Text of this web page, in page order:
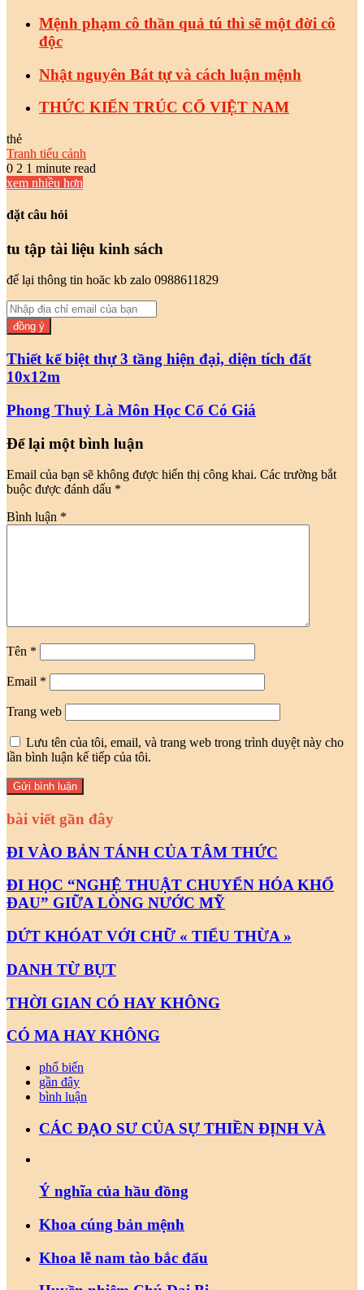
Mệnh phạm cô thần quả tú thì sẽ một đời cô
độc
Nhật nguyên Bát tự và cách luận mệnh
THỨC KIẾN TRÚC CỔ VIỆT NAM
thẻ
Tranh tiểu cảnh
0 2 1 minute read
xem nhiều hơn
đặt câu hỏi
tu tập tài liệu kinh sách
để lại thông tin hoăc kb zalo 0988611829
Nhập
địa
chỉ
email
của
bạn
Thiết kế biệt thự 3 tầng hiện đại, diện tích đất
10x12m
Phong Thuỷ Là Môn Học Cổ Có Giá
Để lại một bình luận
Email của bạn sẽ không được hiển thị công khai. Các trường bắt
buộc được đánh dấu *
Bình luận *
Tên *
Email *
Trang web
Lưu tên của tôi, email, và trang web trong trình duyệt này cho
lần bình luận kế tiếp của tôi.
bài viết gần đây
ĐI VÀO BẢN TÁNH CỦA TÂM THỨC
ĐI HỌC “NGHỆ THUẬT CHUYỂN HÓA KHỔ
ĐAU” GIỮA LÒNG NƯỚC MỸ
DỨT KHÓAT VỚI CHỮ « TIỂU THỪA »
DANH TỪ BỤT
THỜI GIAN CÓ HAY KHÔNG
CÓ MA HAY KHÔNG
phổ biến
gần đây
bình luận
CÁC ĐẠO SƯ CỦA SỰ THIỀN ĐỊNH VÀ
Ý nghĩa của hầu đồng
Khoa cúng bản mệnh
Khoa lễ nam tào bắc đẩu